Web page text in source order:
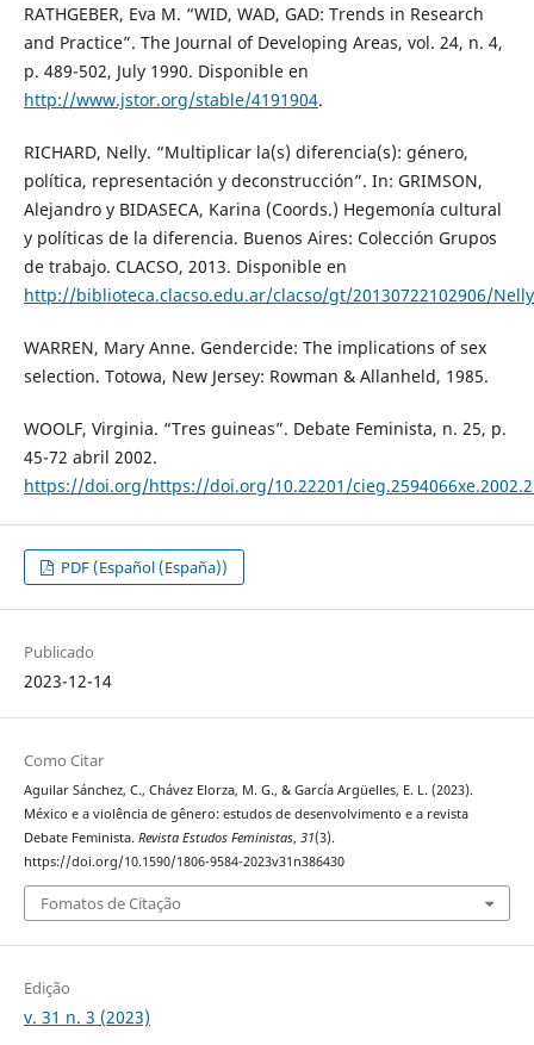
RATHGEBER, Eva M. “WID, WAD, GAD: Trends in Research
and Practice”. The Journal of Developing Areas, vol. 24, n. 4,
p. 489-502, July 1990. Disponible en
http://www.jstor.org/stable/4191904.
RICHARD, Nelly. “Multiplicar la(s) diferencia(s): género,
política, representación y deconstrucción”. In: GRIMSON,
Alejandro y BIDASECA, Karina (Coords.) Hegemonía cultural
y políticas de la diferencia. Buenos Aires: Colección Grupos
de trabajo. CLACSO, 2013. Disponible en
http://biblioteca.clacso.edu.ar/clacso/gt/20130722102906/
WARREN, Mary Anne. Gendercide: The implications of sex
selection. Totowa, New Jersey: Rowman & Allanheld, 1985.
WOOLF, Virginia. “Tres guineas”. Debate Feminista, n. 25, p.
45-72 abril 2002.
https://doi.org/https://doi.org/10.22201/
PDF (Español (España))
Publicado
2023-12-14
Como Citar
Aguilar Sánchez, C., Chávez Elorza, M. G., & García Argüelles, E. L. (2023).
México e a violência de gênero: estudos de desenvolvimento e a revista
Debate Feminista. Revista Estudos Feministas, 31(3).
https://doi.org/10.1590/1806-9584-2023v31n386430
Fomatos de Citação
Edição
v. 31 n. 3 (2023)